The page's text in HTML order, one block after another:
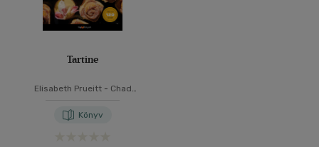
Tartine
Elisabeth Prueitt- Chad
Könyv